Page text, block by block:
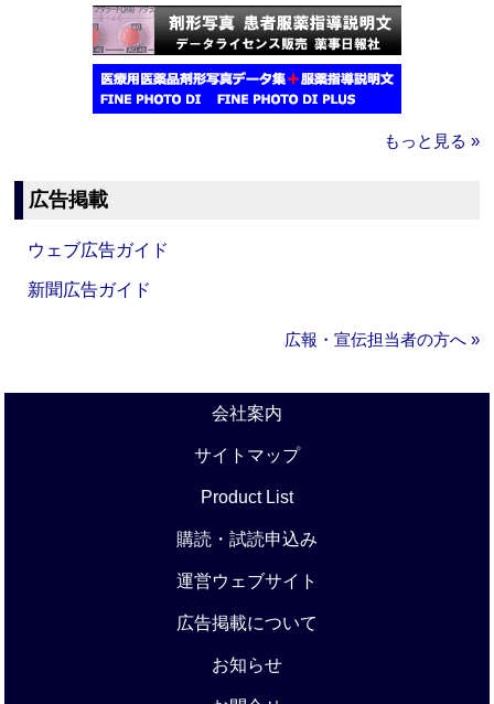
もっと見る »
広告掲載
ウェブ広告ガイド
新聞広告ガイド
広報・宣伝担当者の方へ »
会社案内
サイトマップ
Product List
購読・試読申込み
運営ウェブサイト
広告掲載について
お知らせ